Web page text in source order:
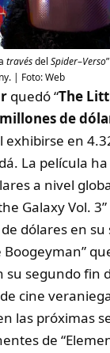
travésdel Spider–Verso
| Foto: Web
quedó “The
de
exhibirse en
La película
a nivel
Galaxy Vol.
dólares en su
Boogeyman”
su segundo fin
cine
las próximas
de